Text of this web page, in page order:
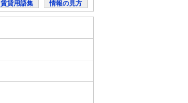
賃貸用語集 情報の見方